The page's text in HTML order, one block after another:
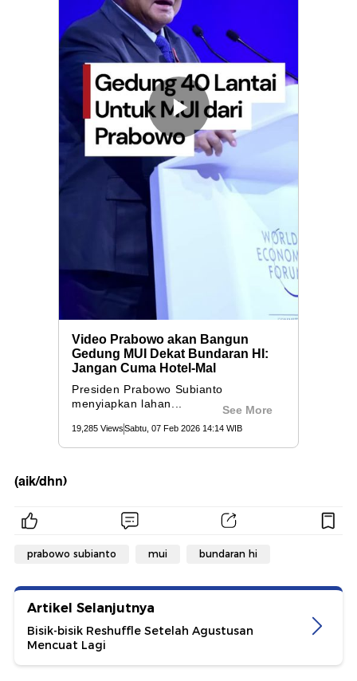
(aik/dhn)
prabowo subianto mui bundaran hi
Artikel Selanjutnya
Bisik-bisik Reshuffle Setelah Agustusan
Mencuat Lagi